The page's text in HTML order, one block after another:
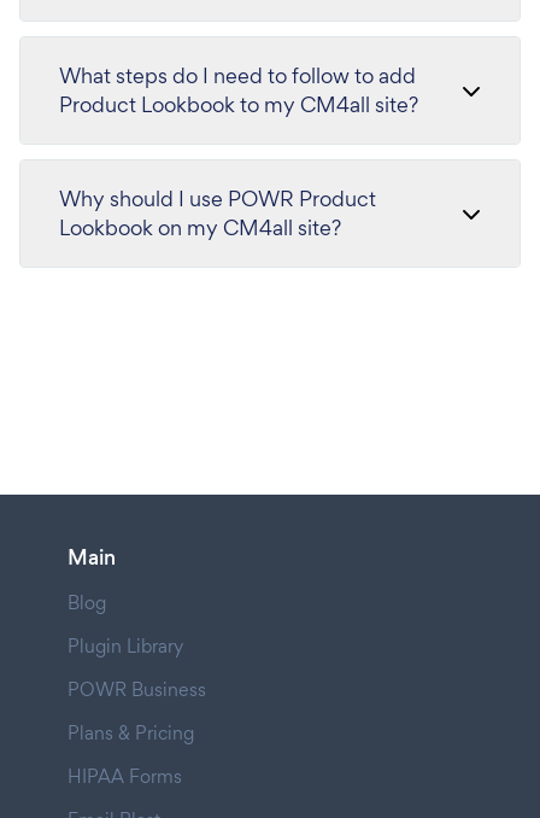
What steps do I need to follow to add
Product Lookbook to my CM4all site?
Why should I use POWR Product
Lookbook on my CM4all site?
Main
Blog
Plugin Library
POWR Business
Plans & Pricing
HIPAA Forms